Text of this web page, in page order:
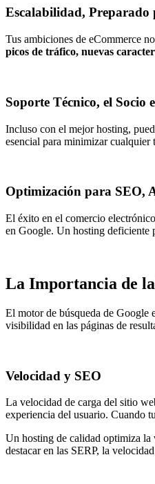
Escalabilidad, Preparado
Tus ambiciones de eCommerce
picos de tráfico, nuevas
Soporte Técnico, el Socio
Incluso con el mejor hosting,
esencial para minimizar
Optimización para SEO,
El éxito en el comercio
en Google. Un hosting deficiente
La Importancia de
El motor de búsqueda de Google
visibilidad en las páginas de
Velocidad y SEO
La velocidad de carga del sitio
experiencia del usuario. Cuando
Un hosting de calidad optimiza la
destacar en las SERP, la